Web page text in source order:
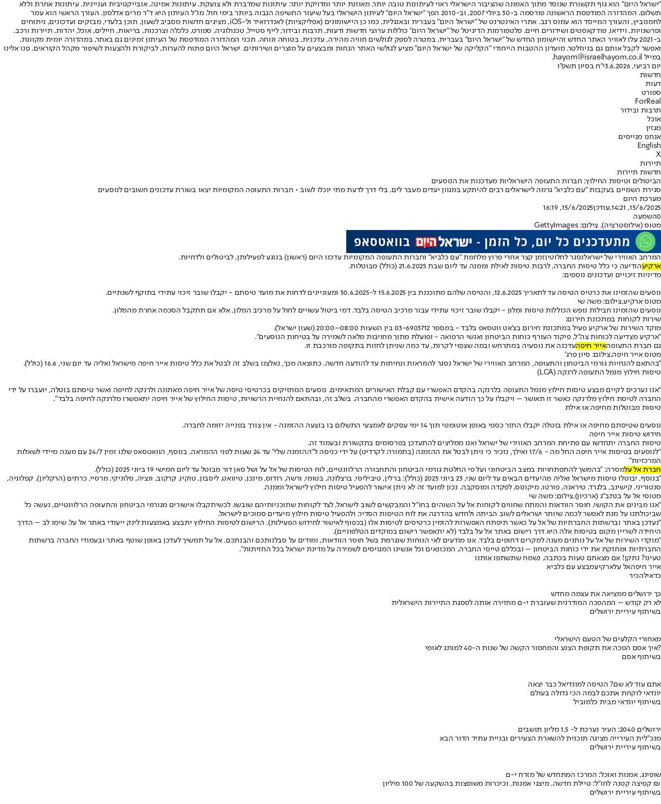
"ישראל היום" הוא גוף תקשורת שנוסד מתוך האמונה שהציבור הישראלי ראוי לעיתונות טובה יותר, מאוזנת יותר ומדויקת יותר. עיתונות שמדברת ולא צועקת. עיתונות אמינה, אובייקטיבית ועניינית. עיתונות אחרת וללא
תשלום. המהדורה המודפסת הראשונה פורסמה ב-30 ביולי 2007, וב-2010 הפך "ישראל היום" לעיתון הישראלי בעל שיעור החשיפה הגבוה ביותר בימי חול. מו"ל העיתון היא ד"ר מרים אדלסון. העורך הראשי הוא עמר
לחמנוביץ, והעורך המייסד הוא עמוס רגב. אתרי האינטרנט של "ישראל היום" בעברית ובאנגלית, כמו כן היישומונים (אפליקציות) לאנדרואיד ול-iOS, מציגים חדשות מסביב לשעון, תוכן בלעדי, מבזקים ועדכונים, ניתוחים
ופרשנויות, וידיאו, פודקאסטים ושידורים חיים. פלטפורמות הדיגיטל של "ישראל היום" כוללות ערוצי חדשות ודעות, תרבות ובידור, לייף סטייל, טכנולוגיה, ספורט, כלכלה וצרכנות, בריאות, חיילים, אוכל, יהדות, תיירות ורכב.
ב-2021 עלו לאוויר האתר החדש והיישומון החדש של "ישראל היום" בעברית, במטרה לספק לגולשים חוויה מהירה, עדכנית, בטוחה ונוחה. תכני המהדורה המודפסת של העיתון זמינים גם באתר, במהדורה יומית מקוונת,
ואפשר לקבל אותם גם בניוזלטר. מועדון ההטבות הייחודי "הקליקה של ישראל היום" מציע לגולשי האתר הנחות ומבצעים על מוצרים ושירותים. ישראל היום פתוח להערות, לביקורת ולהצעות לשיפור מקהל הקוראים. פנו אלינו
במייל hayom@israelhayom.co.il.
יום רביעי, 3.6.2026
י"ח בסיון תשפ"ו
חדשות
דעות
ספורט
ForReal
תרבות ובידור
אוכל
מגזין
אנחנו מגייסים
English
X
תיירות
חדשות תיירות
הביטולים וטיסות החילוץ: חברות התעופה הישראליות מעדכנות את הנוסעים
סגירת השמיים בעקבות "עם כלביא" גרמה לישראלים רבים להיתקע במגוון יעדים מעבר לים, בלי דרך לדעת מתי יוכלו לשוב • חברות התעופה המקומיות יצאו בשורת עדכונים חשובים לנוסעים
מערכת היום
15/6/2025, 14:21
,עודכן15/6/2025, 16:19
0השמעה
מטוס (אילוסטרציה). צילום: GettyImages
המרחב האווירי של ישראלנסגר לחלוטיןזמן קצר אחרי פרוץ מלחמת "עם כלביא" וחברות התעופה המקומיות עדכנו היום (ראשון) בנוגע לפעילותן, לביטולים ולדחיות.
ארקיעהודיעה כי כלל טיסות החברה, לרבות טיסות לאילת וממנה עד ליום שבת 21.6.2025 (כולל) מבוטלות.
מדיניות זיכויים ועדכונים נוספים:
נוסעים שהזמינו את כרטיס הטיסה עד לתאריך 12.6.2025, והטיסה שלהם מתוכננת בין 15.6.2025 ל-30.6.2025 ומעוניינים לדחות את מועד טיסתם - יקבלו שובר זיכוי עתידי בתוקף לשנתיים.
מטוס ארקיע,צילום: משה שי
נוסעים שהזמינו חבילות נופש הכוללות טיסות ומלון - יקבלו שובר זיכוי עתידי עבור מרכיב הטיסה בלבד. דמי ביטול עשויים לחול על מרכיב המלון, אלא אם תתקבל הסכמה אחרת מהמלון.
שירות לקוחות במתכונת חירום:
מוקד השירות של ארקיע פעיל במתכונת חירום בצ’אט ווטסאפ בלבד - במספר 03-6903712 בין השעות 08:00–20:00 (שעון ישראל).
"ארקיע מצדיעה לכוחות צה״ל, פיקוד העורף כוחות הביטחון ואנשי הרפואה - ופועלת מתוך מחויבות מלאה לשמירה על בטיחות הנוסעים".
גם חברת התעופהאייר חיפהעדכנה את נוסעיה במתרחש ובמה שצפוי לקרות, עד כמה שניתן לחזות בתקופה מורכבת זו.
מטוס אייר חיפה,צילום: סיון פרג׳
"בהתאם להנחיות גורמי הביטחון והתעופה‚ המרחב האווירי של ישראל נסגר להמראות ונחיתות עד להודעה חדשה. כתוצאה מכך‚ נאלצנו בשלב זה לבטל את כלל טיסות אייר חיפה מישראל ואליה עד יום שני‚ 16.6 (כולל).
טיסות חילוץ מנמל התעופה לרנקה (LCA)
"אנו נערכים לקיים מבצע טיסות חילוץ מנמל התעופה בלרנקה בהקדם האפשרי עם קבלת האישורים המתאימים. נוסעים המחזיקים בכרטיסי טיסה של אייר חיפה מאתונה ולרנקה לחיפה ואשר טיסתם בוטלה‚ יועברו על ידי
החברה לטיסת חילוץ מלרנקה כאשר זו תאושר – ויקבלו על כך הודעה אישית בהקדם האפשרי מהחברה. בשלב זה‚ ובהתאם להנחיית הרשויות‚ טיסות החילוץ של אייר חיפה יתאפשרו מלרנקה לחיפה בלבד".
טיסות מבוטלות מחיפה או אילת
נוסעים שטיסתם מחיפה או אילת בוטלה יקבלו החזר כספי באופן אוטומטי תוך 14 ימי עסקים לאמצעי התשלום בו בוצעה ההזמנה - אין צורך בפנייה יזומה לחברה.
חידוש טיסות אייר חיפה
טיסות החברה יתחדשו עם פתיחת המרחב האווירי של ישראל ואנו ממליצים להתעדכן בפרסומים בתקשורת ובעמוד זה.
"לנוסעים בטיסות אייר חיפה החל מה - 17/6 ואילך‚ נזכיר כי ניתן לבטל את ההזמנה (בתמורה לקרדיט) על ידי כניסה ל״ההזמנה שלי״ עד 24 שעות לפני ההמראה. בנוסף‚ הוואטסאפ שלנו זמין 24/7 עם מענה מיידי לשאלות
המרכזיות"
חברת אל עלמסרה: "בהמשך להתפתחויות במצב הביטחוני ועל פי החלטת גורמי הביטחון והתחבורה הרלוונטיים, לוח הטיסות של אל על ושל סאן דור מבוטל עד ליום חמישי 19 ביוני 2025 (כולל).
"בנוסף, יבוטלו טיסות מישראל ואליה מהיעדים הבאים עד ליום שני, 23 ביוני 2025 (כולל): ברלין, טיביליסי, ברצלונה, בטומי, ורשה, רודוס, מינכן, טיוואט, ליסבון, טוקיו, קרקוב, ונציה, סלוניקי, מרסיי, כרתים (הרקליון), קפלוניה,
סנטוריני, קישינב, בלגרד, טיראנה, פורטו, מיקונוס, לפקדה ומוסקבה. נכון למועד זה לא ניתן אישור להפעיל טיסות חילוץ לישראל וממנה.
מטוסי אל על בנתב"ג (ארכיון),צילום: משה שי
"אנו מבינים את הקושי, חוסר הוודאות והמתח שחווים לקוחות אל על השוהים בחו"ל והמבקשים לשוב לישראל, לצד לקוחות שתוכניותיהם שובשו. לכשיתקבלו אישורים מגורמי הביטחון והתעופה הרלוונטיים, נעשה כל
שביכולתנו על מנת לאפשר לכמה שיותר ישראלים לשוב הביתה ולחדש בהדרגה את לוח הטיסות הסדיר, ולהפעיל טיסות חילוץ מיעדים סמוכים לישראל.
"נעדכן באתר וברשתות החברתיות של אל על כאשר תיפתח האפשרות להזמין כרטיסים לטיסות אלו (בכפוף לאישור לחידוש הפעילות). הרישום לטיסות החילוץ יתבצע באמצעות לינק ייעודי באתר אל על. שימו לב – הדרך
היחידה לשריין מקום בטיסות אלה היא דרך רישום באתר אל על בלבד (לא יתאפשר רישום במוקדים הטלפוניים).
"מוקדי השירות של אל על נותנים מענה למקרים דחופים בלבד. אנו מודעים לאי הנוחות שנגרמת בשל חוסר הוודאות, ומודים על סבלנותכם והבנתכם. אל על תמשיך לעדכן באופן שוטף באתר ובעמודי החברה ברשתות
החברתיות ומחזקת את ידי כוחות הביטחון – ובכללם טייסי החברה, המכונאים וכל אנשינו המגויסים לשמירה על מדינת ישראל בכל החזיתות".
טעינו? נתקן! אם מצאתם טעות בכתבה, נשמח שתשתפו אותנו
אייר חיפהאל עלארקיעמבצע עם כלביא
כדאילהכיר
כך ירושלים ממציאה את עצמה מחדש
לא רק קודש – המהפכה המודרנית שעוברת י-ם מחזירה אותה לפסגת התיירות הישראלית
בשיתוף עיריית ירושלים
מאחורי הקלעים של הטעם הישראלי
איך אסם הפכה את תקופת הצנע והמחסור הקשה של שנות ה-40 למותג לאומי?
בשיתוף אסם
אתם עוד לא שם? הטיסה למונדיאל כבר יצאה
יונדאי לוקחת אתכם לבמה הכי גדולה בעולם
בשיתוף יונדאי מבית כלמוביל
ירושלים 2040: העיר נערכת ל- 1.5 מליון תושבים
מנכ"לית העירייה מציגה תוכנית להשארת הצעירים ובניית עתיד הדור הבא
בשיתוף עיריית ירושלים
שופינג, אמנות ואוכל: המרכז המתחדש של מזרח י-ם
קפיצה קטנה לחו"ל: טיילת חדשה, מיצגי אמנות, וכיכרות משופצות בהשקעה של 100 מיליון ₪
בשיתוף עיריית ירושלים